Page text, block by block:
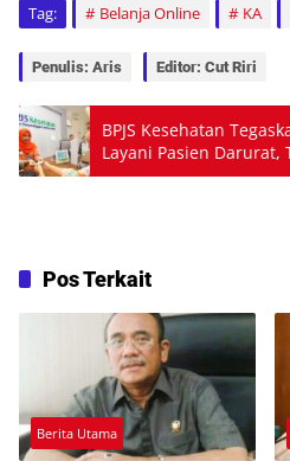
Tag: Belanja Online KA
Penulis: Aris Editor: Cut Riri
BPJS Kesehatan
Layani Pasien Darurat,
Pos Terkait
Berita Utama